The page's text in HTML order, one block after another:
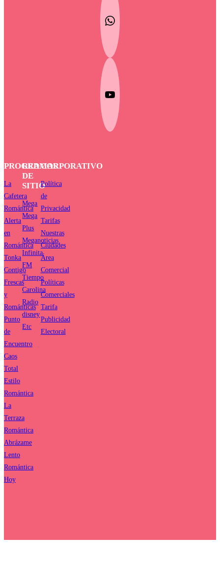
PROGRAMAS
La
Cafetera
Romántica
Alerta
en
Romántica
Tonka
Contigo
Frescas
y
Románticas
Punto
de
Encuentro
Caos
Total
Estilo
Romántica
La
Terraza
Romántica
Abrázame
Lento
Romántica
Hoy
RED
DE
SITIO
Mega
Mega
Plus
Meganoticias
Infinita
FM
Tiempo
Carolina
Radio
disney
Etc
CORPORATIVO
Política
de
Privacidad
Tarifas
Nuestras
Ciudades
Área
Comercial
Políticas
Comerciales
Tarifa
Publicidad
Electoral